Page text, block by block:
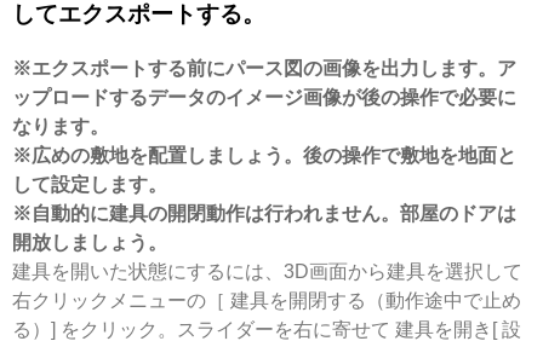
してエクスポートする。
※エクスポートする前にパース図の画像を出力します。ア
ップロードするデータのイメージ画像が後の操作で必要に
なります。
※広めの敷地を配置しましょう。後の操作で敷地を地面と
して設定します。
※自動的に建具の開閉動作は行われません。部屋のドアは
開放しましょう。
建具を開いた状態にするには、3D画面から建具を選択して
右クリックメニューの［ 建具を開閉する（動作途中で止め
る）] をクリック。スライダーを右に寄せて 建具を開き[ 設